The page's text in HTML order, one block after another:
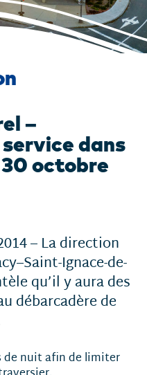
–
dans
octobre
– La direction
Ignace-de-
qu’il y aura des
débarcadère de
de nuit afin de limiter